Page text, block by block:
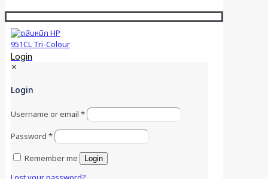
Login
✕
Login
Username or email *
Password *
Remember me
Login